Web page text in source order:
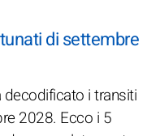
di settembre
i transiti
2028. Ecco i 5